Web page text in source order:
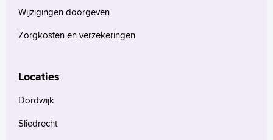
Wijzigingen doorgeven
Zorgkosten en verzekeringen
Locaties
Dordwijk
Sliedrecht